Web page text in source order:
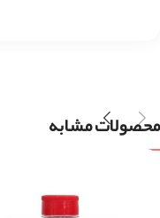
محصولات مشابه